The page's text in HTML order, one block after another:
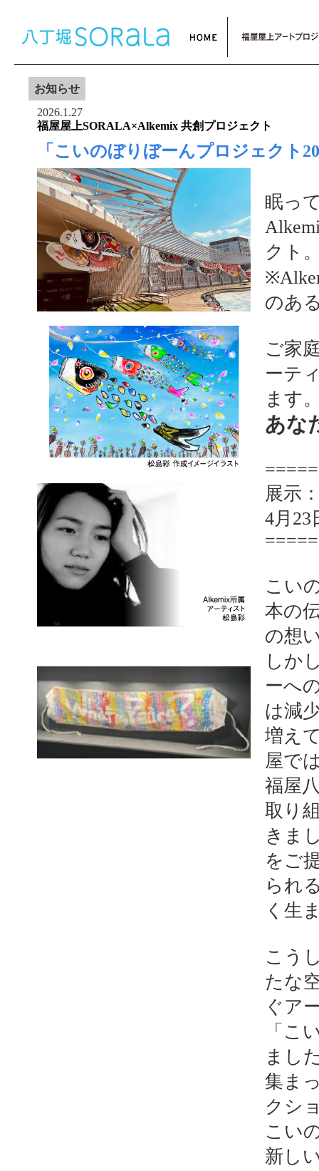
お知らせ
2026.1.27
福屋屋上SORALA×Alkemix 共創プロジェクト
「こいのぼりぼーんプロジェクト
眠っ
クト
のあ
ご家
ーテ
ます
あな
展示
4月23
こい
本の
の想
しか
ーへ
は減
増え
屋で
福屋
取り
きま
をご
られ
く生
こう
たな
ぐア
「こ
まし
集ま
クシ
こい
新し